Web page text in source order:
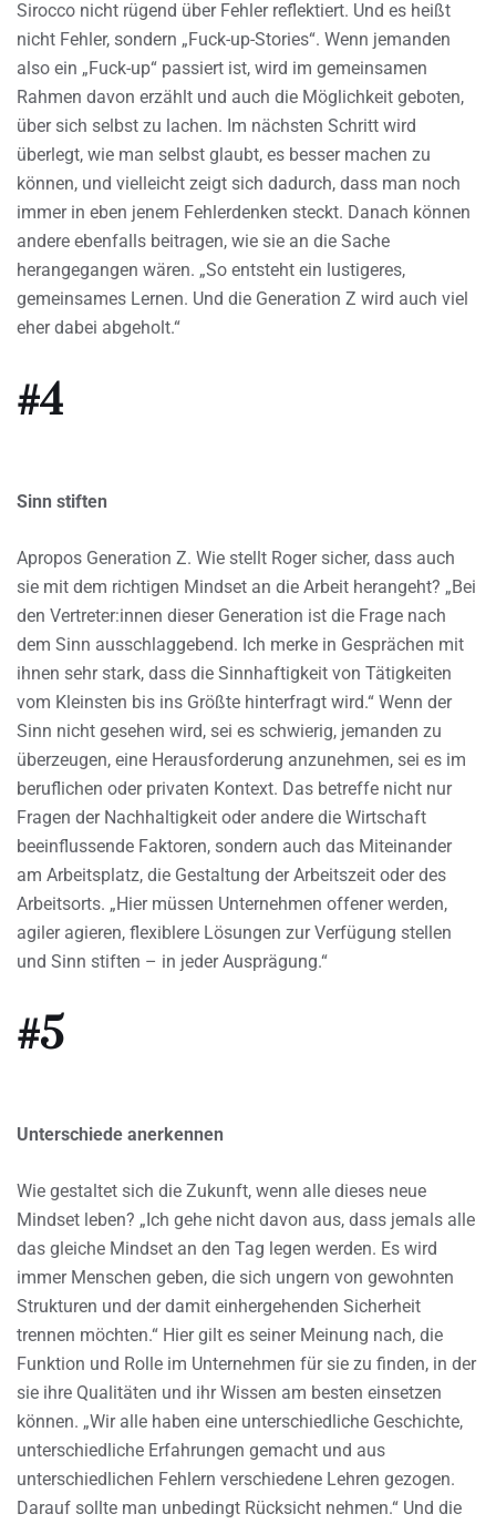
Sirocco nicht rügend über Fehler reflektiert. Und es heißt
nicht Fehler, sondern „Fuck-up-Stories“. Wenn jemanden
also ein „Fuck-up“ passiert ist, wird im gemeinsamen
Rahmen davon erzählt und auch die Möglichkeit geboten,
über sich selbst zu lachen. Im nächsten Schritt wird
überlegt, wie man selbst glaubt, es besser machen zu
können, und vielleicht zeigt sich dadurch, dass man noch
immer in eben jenem Fehlerdenken steckt. Danach können
andere ebenfalls beitragen, wie sie an die Sache
herangegangen wären. „So entsteht ein lustigeres,
gemeinsames Lernen. Und die Generation Z wird auch viel
eher dabei abgeholt.“
#4
Sinn stiften
Apropos Generation Z. Wie stellt Roger sicher, dass auch
sie mit dem richtigen Mindset an die Arbeit herangeht? „Bei
den Vertreter:innen dieser Generation ist die Frage nach
dem Sinn ausschlaggebend. Ich merke in Gesprächen mit
ihnen sehr stark, dass die Sinnhaftigkeit von Tätigkeiten
vom Kleinsten bis ins Größte hinterfragt wird.“ Wenn der
Sinn nicht gesehen wird, sei es schwierig, jemanden zu
überzeugen, eine Herausforderung anzunehmen, sei es im
beruflichen oder privaten Kontext. Das betreffe nicht nur
Fragen der Nachhaltigkeit oder andere die Wirtschaft
beeinflussende Faktoren, sondern auch das Miteinander
am Arbeitsplatz, die Gestaltung der Arbeitszeit oder des
Arbeitsorts. „Hier müssen Unternehmen offener werden,
agiler agieren, flexiblere Lösungen zur Verfügung stellen
und Sinn stiften – in jeder Ausprägung.“
#5
Unterschiede anerkennen
Wie gestaltet sich die Zukunft, wenn alle dieses neue
Mindset leben? „Ich gehe nicht davon aus, dass jemals alle
das gleiche Mindset an den Tag legen werden. Es wird
immer Menschen geben, die sich ungern von gewohnten
Strukturen und der damit einhergehenden Sicherheit
trennen möchten.“ Hier gilt es seiner Meinung nach, die
Funktion und Rolle im Unternehmen für sie zu finden, in der
sie ihre Qualitäten und ihr Wissen am besten einsetzen
können. „Wir alle haben eine unterschiedliche Geschichte,
unterschiedliche Erfahrungen gemacht und aus
unterschiedlichen Fehlern verschiedene Lehren gezogen.
Darauf sollte man unbedingt Rücksicht nehmen.“ Und die